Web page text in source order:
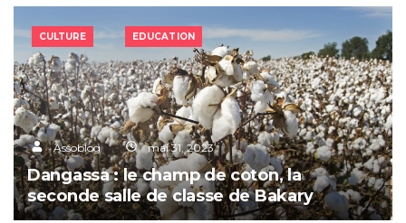
CULTURE EDUCATION
Assoblog mai 31, 2023
Dangassa : le champ de coton, la
seconde salle de classe de Bakary